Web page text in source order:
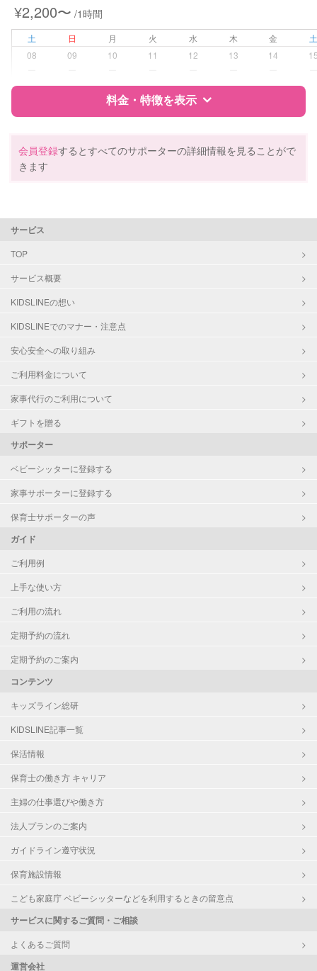
対応可能/特徴
夜間対応
子育て経験
病児対応 病児、病後児、ともに不可
障がい児対応 対応可否は個別に相談
レッスン なし
定期予約 お引き受けしていません
お子様の撮影
（定期特典）
対応不可
¥2,200〜 /1時間
土 日 月 火 水 木 金
08
09 10 11 12 13 14
料金・特徴を表示
資格
自治体届出済ベビーシッター
対応可能/特徴
病児対応
レッスン
定期予約
お子様の撮影
会員登録するとすべてのサポーターの詳細情報を見ることがで
きます
サービス
TOP
サービス概要
KIDSLINEの想い
KIDSLINEでのマナー・注意点
安心安全への取り組み
ご利用料金について
家事代行のご利用について
ギフトを贈る
サポーター
ベビーシッターに登録する
家事サポーターに登録する
保育士サポーターの声
ガイド
ご利用例
上手な使い方
ご利用の流れ
定期予約の流れ
定期予約のご案内
コンテンツ
キッズライン総研
KIDSLINE記事一覧
保活情報
保育士の働き方 キャリア
主婦の仕事選びや働き方
法人プランのご案内
ガイドライン遵守状況
保育施設情報
こども家庭庁 ベビーシッターなどを利用するときの留意点
サービスに関するご質問・ご相談
よくあるご質問
運営会社